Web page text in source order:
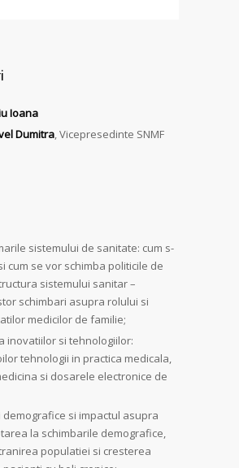
Ioana
Dumitra, Vicepresedinte SNMF
sistemului de sanitate: cum s-
cum se vor schimba politicile de
sistemului sanitar –
schimbari asupra rolului si
medicilor de familie;
inovatiilor si tehnologiilor:
tehnologii in practica medicala,
si dosarele electronice de
demografice si impactul asupra
la schimbarile demografice,
populatiei si cresterea